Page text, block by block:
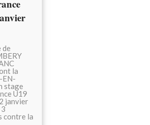
de
la
EN-
stage
U19
janvier
contre la